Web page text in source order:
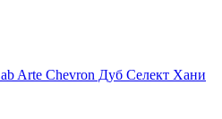
Arte Chevron Дуб Селект Хани